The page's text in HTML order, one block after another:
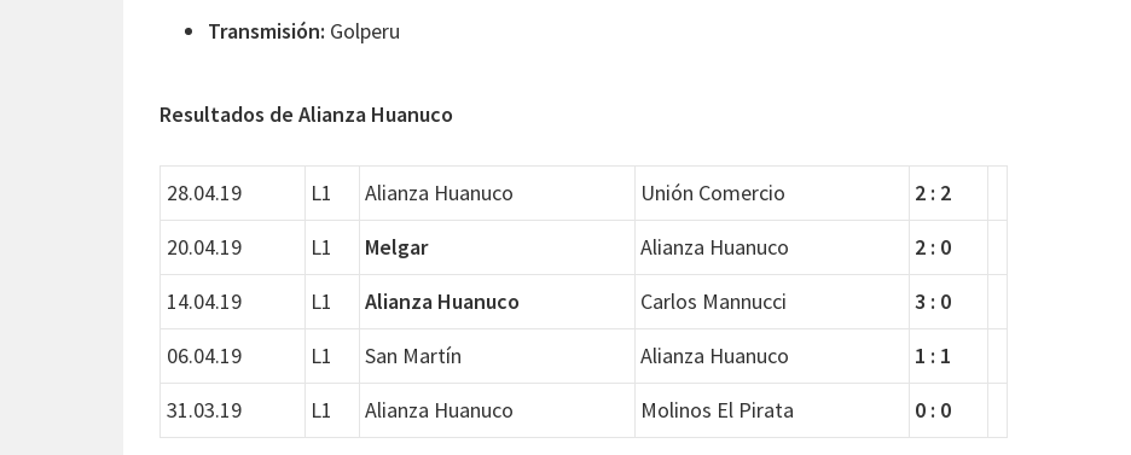
Transmisión: Golperu
Resultados de Alianza Huanuco
28.04.19 L1 Alianza Huanuco Unión Comercio
2 : 2
20.04.19
L1 Melgar Alianza Huanuco
2 : 0
14.04.19
L1 Alianza Huanuco Carlos Mannucci
3 : 0
06.04.19
L1 San Martín Alianza Huanuco
1 : 1
31.03.19
L1 Alianza Huanuco Molinos El Pirata 0 : 0